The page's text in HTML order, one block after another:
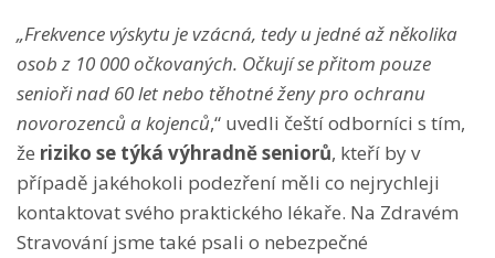
„Frekvence výskytu je vzácná, tedy u jedné až několika
osob z 10 000 očkovaných. Očkují se přitom pouze
senioři nad 60 let nebo těhotné ženy pro ochranu
novorozenců a kojenců,“ uvedli čeští odborníci s tím,
že riziko se týká výhradně seniorů, kteří by v
případě jakéhokoli podezření měli co nejrychleji
kontaktovat svého praktického lékaře. Na Zdravém
Stravování jsme také psali o nebezpečné